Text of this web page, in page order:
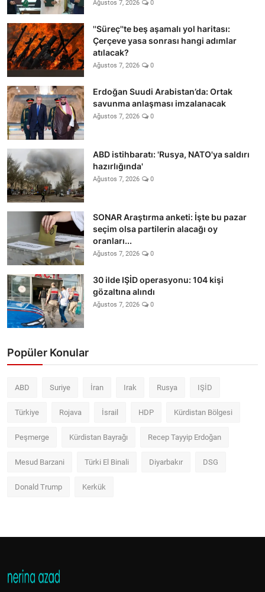
Ağustos 7, 2026 0
''Süreç''te beş aşamalı yol haritası:
Çerçeve yasa sonrası hangi adımlar
atılacak?
Ağustos 7, 2026 0
Erdoğan Suudi Arabistan’da: Ortak
savunma anlaşması imzalanacak
Ağustos 7, 2026 0
ABD istihbaratı: 'Rusya, NATO'ya saldırı
hazırlığında'
Ağustos 7, 2026 0
SONAR Araştırma anketi: İşte bu pazar
seçim olsa partilerin alacağı oy
oranları...
Ağustos 7, 2026 0
30 ilde IŞİD operasyonu: 104 kişi
gözaltına alındı
Ağustos 7, 2026 0
Popüler Konular
ABD Suriye İran Irak Rusya IŞİD
Türkiye Rojava İsrail HDP Kürdistan Bölgesi
Peşmerge Kürdistan Bayrağı Recep Tayyip Erdoğan
Mesud Barzani Türki El Binali Diyarbakır DSG
Donald Trump Kerkük